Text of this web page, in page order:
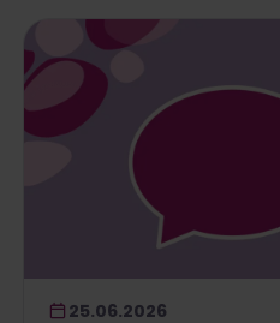
25.06.2026